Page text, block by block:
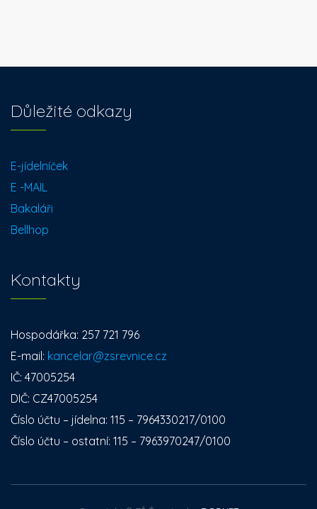
Důležité odkazy
E-jídelníček
E -MAIL
Bakaláři
Bellhop
Kontakty
Hospodářka: 257 721 796
E-mail: kancelar@zsrevnice.cz
IČ: 47005254
DIČ: CZ47005254
Číslo účtu – jídelna: 115 – 7964330217/0100
Číslo účtu – ostatní: 115 – 7963970247/0100